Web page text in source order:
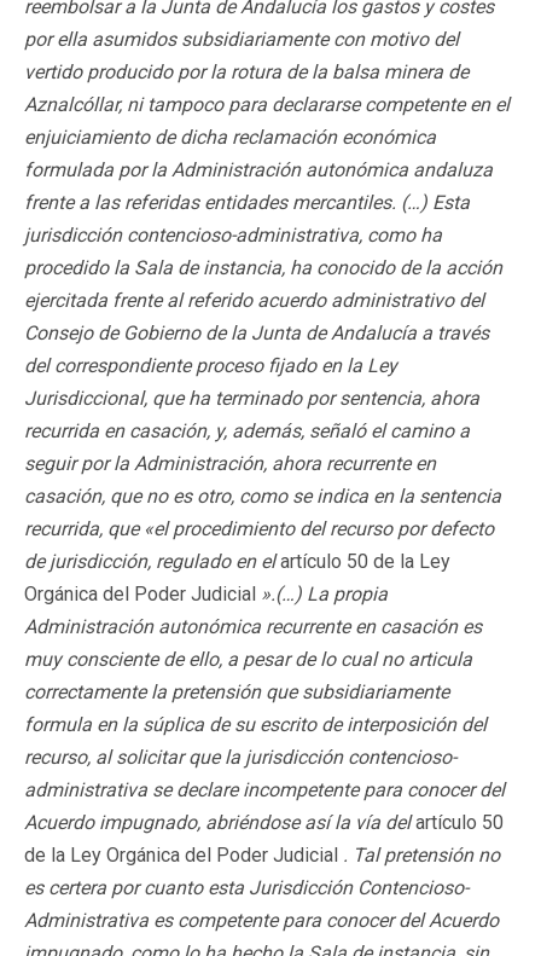
reembolsar a la Junta de Andalucía los gastos y costes
por ella asumidos subsidiariamente con motivo del
vertido producido por la rotura de la balsa minera de
Aznalcóllar, ni tampoco para declararse competente en el
enjuiciamiento de dicha reclamación económica
formulada por la Administración autonómica andaluza
frente a las referidas entidades mercantiles. (…) Esta
jurisdicción contencioso-administrativa, como ha
procedido la Sala de instancia, ha conocido de la acción
ejercitada frente al referido acuerdo administrativo del
Consejo de Gobierno de la Junta de Andalucía a través
del correspondiente proceso fijado en la Ley
Jurisdiccional, que ha terminado por sentencia, ahora
recurrida en casación, y, además, señaló el camino a
seguir por la Administración, ahora recurrente en
casación, que no es otro, como se indica en la sentencia
recurrida, que «el procedimiento del recurso por defecto
de jurisdicción, regulado en elartículo 50 de la Ley
Orgánica del Poder Judicial ».(…) La propia
Administración autonómica recurrente en casación es
muy consciente de ello, a pesar de lo cual no articula
correctamente la pretensión que subsidiariamente
formula en la súplica de su escrito de interposición del
recurso, al solicitar que la jurisdicción contencioso-
administrativa se declare incompetente para conocer del
Acuerdo impugnado, abriéndose así la vía delartículo 50
de la Ley Orgánica del Poder Judicial . Tal pretensión no
es certera por cuanto esta Jurisdicción Contencioso-
Administrativa es competente para conocer del Acuerdo